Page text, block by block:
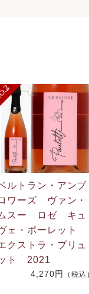
ルトラン・アンブ
ワーズ ヴァン・
スー ロゼ キュ
ェ・ポーレット
クストラ・ブリュ
ト 2021
4,270円 （税込